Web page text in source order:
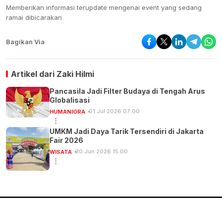
Memberikan informasi terupdate mengenai event yang sedang
ramai dibicarakan
Bagikan Via
Artikel dari Zaki Hilmi
Pancasila Jadi Filter Budaya di Tengah Arus
Globalisasi
HUMANIORA 01 Jul 2026 07:00
UMKM Jadi Daya Tarik Tersendiri di Jakarta
Fair 2026
WISATA 30 Jun 2026 15:00